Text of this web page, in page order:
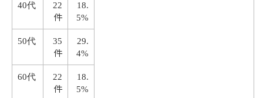
40代 22
件
18.
5%
50代 35
件
29.
4%
60代 22
件
18.
5%